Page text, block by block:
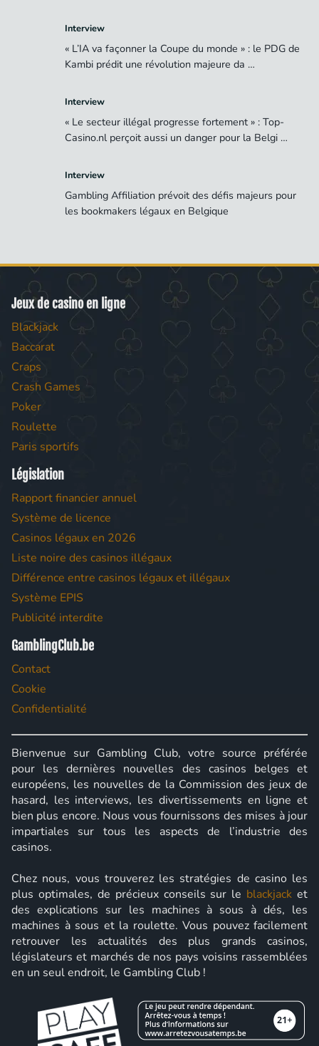
Interview
« L’IA va façonner la Coupe du monde » : le PDG de
Kambi prédit une révolution majeure da …
Interview
« Le secteur illégal progresse fortement » : Top-
Casino.nl perçoit aussi un danger pour la Belgi …
Interview
Gambling Affiliation prévoit des défis majeurs pour
les bookmakers légaux en Belgique
Jeux de casino en ligne
Blackjack
Baccarat
Craps
Crash Games
Poker
Roulette
Paris sportifs
Législation
Rapport financier annuel
Système de licence
Casinos légaux en 2026
Liste noire des casinos illégaux
Différence entre casinos légaux et illégaux
Système EPIS
Publicité interdite
GamblingClub.be
Contact
Cookie
Confidentialité
Bienvenue sur Gambling Club, votre source préférée
pour les dernières nouvelles des casinos belges et
européens, les nouvelles de la Commission des jeux de
hasard, les interviews, les divertissements en ligne et
bien plus encore. Nous vous fournissons des mises à jour
impartiales sur tous les aspects de l’industrie des
casinos.
Chez nous, vous trouverez les stratégies de casino les
plus optimales, de précieux conseils sur le blackjack et
des explications sur les machines à sous à dés, les
machines à sous et la roulette. Vous pouvez facilement
retrouver les actualités des plus grands casinos,
législateurs et marchés de nos pays voisins rassemblées
en un seul endroit, le Gambling Club !